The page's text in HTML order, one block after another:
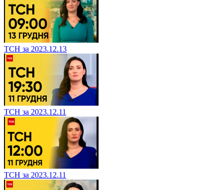
ТСН за 2023.12.13
ТСН за 2023.12.11
ТСН за 2023.12.11